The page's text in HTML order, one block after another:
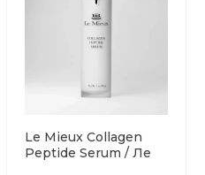
Le Mieux Collagen
Peptide Serum / Ле